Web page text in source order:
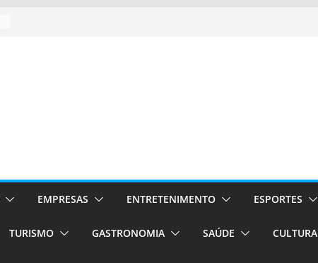
EMPRESAS ENTRETENIMENTO ESPORTES
TURISMO GASTRONOMIA SAÚDE CULTURA